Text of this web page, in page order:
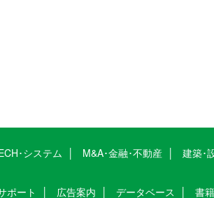
･システム M&A･金融･不動産 建築･
ポート 広告案内 データベース 書籍